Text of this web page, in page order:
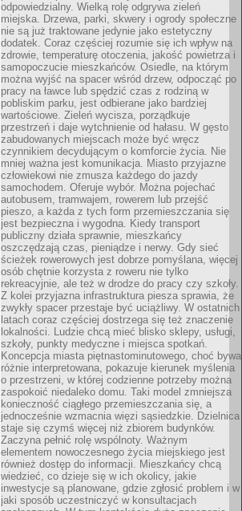
odpowiedzialny. Wielką rolę odgrywa zieleń
miejska. Drzewa, parki, skwery i ogrody społeczne
nie są już traktowane jedynie jako estetyczny
dodatek. Coraz częściej rozumie się ich wpływ na
zdrowie, temperaturę otoczenia, jakość powietrza i
samopoczucie mieszkańców. Osiedle, na którym
można wyjść na spacer wśród drzew, odpocząć po
pracy na ławce lub spędzić czas z rodziną w
pobliskim parku, jest odbierane jako bardziej
wartościowe. Zieleń wycisza, porządkuje
przestrzeń i daje wytchnienie od hałasu. W gęsto
zabudowanych miejscach może być wręcz
czynnikiem decydującym o komforcie życia. Nie
mniej ważna jest komunikacja. Miasto przyjazne
człowiekowi nie zmusza każdego do jazdy
samochodem. Oferuje wybór. Można pojechać
autobusem, tramwajem, rowerem lub przejść
pieszo, a każda z tych form przemieszczania się
jest bezpieczna i wygodna. Kiedy transport
publiczny działa sprawnie, mieszkańcy
oszczędzają czas, pieniądze i nerwy. Gdy sieć
ścieżek rowerowych jest dobrze pomyślana, więcej
osób chętnie korzysta z roweru nie tylko
rekreacyjnie, ale też w drodze do pracy czy szkoły.
Z kolei przyjazna infrastruktura piesza sprawia, że
zwykły spacer przestaje być uciążliwy. W ostatnich
latach coraz częściej dostrzega się też znaczenie
lokalności. Ludzie chcą mieć blisko sklepy, usługi,
szkoły, punkty medyczne i miejsca spotkań.
Koncepcja miasta piętnastominutowego, choć bywa
różnie interpretowana, pokazuje kierunek myślenia
o przestrzeni, w której codzienne potrzeby można
zaspokoić niedaleko domu. Taki model zmniejsza
konieczność ciągłego przemieszczania się, a
jednocześnie wzmacnia więzi sąsiedzkie. Dzielnica
staje się czymś więcej niż zbiorem budynków.
Zaczyna pełnić rolę wspólnoty. Ważnym
elementem nowoczesnego życia miejskiego jest
również dostęp do informacji. Mieszkańcy chcą
wiedzieć, co dzieje się w ich okolicy, jakie
inwestycje są planowane, gdzie zgłosić problem i w
jaki sposób uczestniczyć w konsultacjach